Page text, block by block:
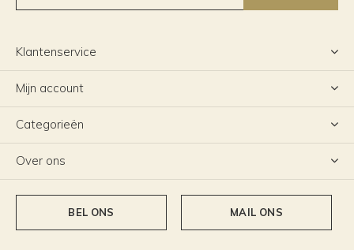
Klantenservice
Mijn account
Categorieën
Over ons
BEL ONS MAIL ONS